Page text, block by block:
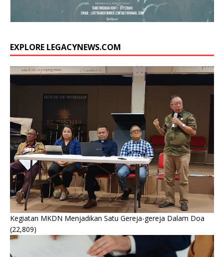
EXPLORE LEGACYNEWS.COM
Kegiatan MKDN Menjadikan Satu Gereja-gereja Dalam Doa
(22,809)